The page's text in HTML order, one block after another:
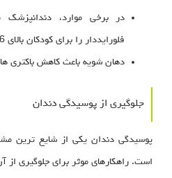
در برخی موارد،
فلورایددار را برای کودکان بالای 6 سال توصیه کند.
دهان‌ شویه باعث کاهش باکتری‌
جلوگیری از پوسیدگی دندان
پوسیدگی دندان یکی از شایع‌ ترین
است. راهکارهای موثر برای جلوگیری از